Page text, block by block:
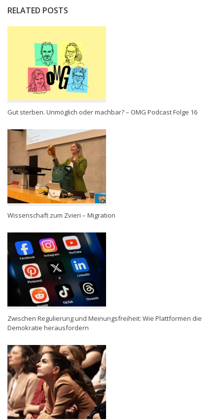
RELATED POSTS
Gut sterben. Unmöglich oder machbar? – OMG Podcast Folge 16
Wissenschaft zum Zvieri – Migration
Zwischen Regulierung und Meinungsfreiheit: Wie Plattformen die
Demokratie herausfordern